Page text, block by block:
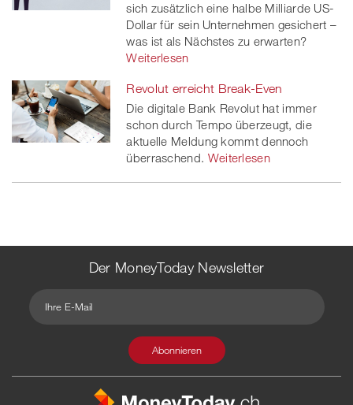
sich zusätzlich eine halbe Milliarde US-
Dollar für sein Unternehmen gesichert –
was ist als Nächstes zu erwarten?
Weiterlesen
Revolut erreicht Break-Even
Die digitale Bank Revolut hat immer
schon durch Tempo überzeugt, die
aktuelle Meldung kommt dennoch
überraschend. Weiterlesen
Der MoneyToday Newsletter